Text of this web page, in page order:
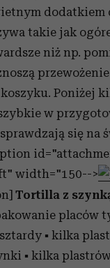
dodatkiem
takie jak
niż np.
Poniżej
w
się na
width="150-->
Tortilla z
placów
▪ kilka
▪ kilka plastrów